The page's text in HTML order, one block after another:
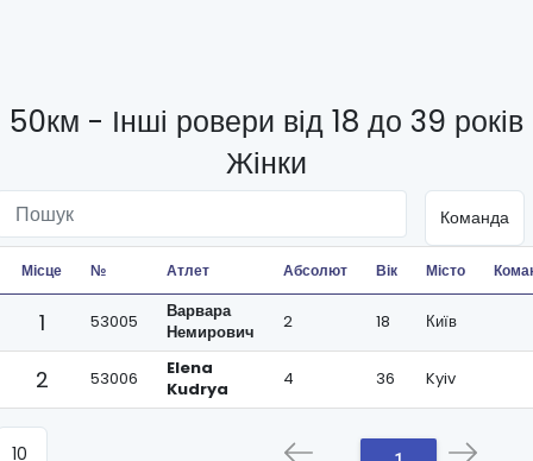
50км - Інші ровери від 18 до 39 років
Жінки
Місце № Атлет Абсолют Вік Місто
1 53005
Варвара
Немирович
2 18 Київ
2 53006
Elena
Kudrya
4 36 Kyiv